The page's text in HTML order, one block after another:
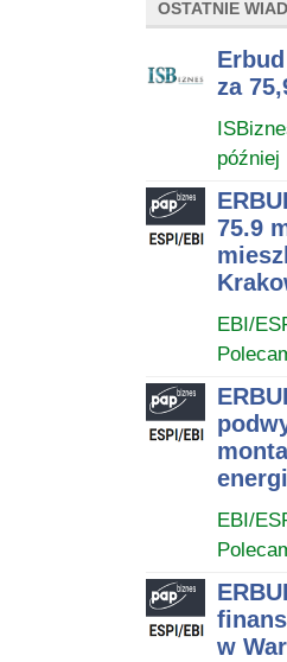
OSTATNIE
za
później
75.9
EBI/
EBI/
w